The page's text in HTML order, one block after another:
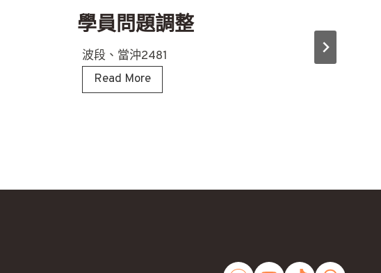
學員問題調整
波段、當沖2481
Read More學
員